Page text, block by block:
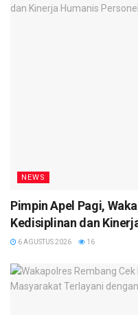
NEWS
Pimpin Apel Pagi,
Kedisiplinan dan
6 AGUSTUS 2026 16